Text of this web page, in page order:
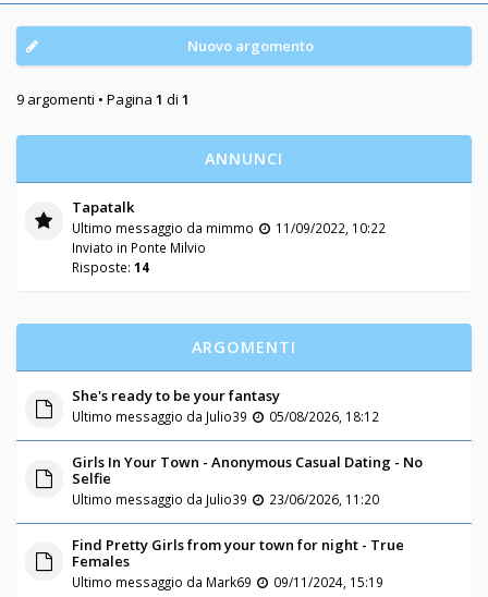
Nuovo argomento
9 argomenti • Pagina 1 di 1
ANNUNCI
Tapatalk
Ultimo messaggio da mimmo
11/09/2022, 10:22
Inviato in Ponte Milvio
Risposte: 14
ARGOMENTI
She's ready to be your fantasy
Ultimo messaggio da Julio39 05/08/2026, 18:12
Girls In Your Town - Anonymous Casual Dating - No
Selfie
Ultimo messaggio da Julio39 23/06/2026, 11:20
Find Pretty Girls from your town for night - True
Females
Ultimo messaggio da Mark69 09/11/2024, 15:19